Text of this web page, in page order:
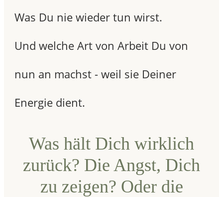
Was Du nie wieder tun wirst.
Und welche Art von Arbeit Du von
nun an machst - weil sie Deiner
Energie dient.
Was hält Dich wirklich
zurück? Die Angst, Dich
zu zeigen? Oder die